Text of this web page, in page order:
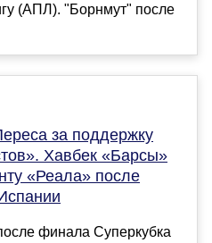
(АПЛ). "Борнмут" после
за поддержку
Хавбек «Барсы»
«Реала» после
финала Суперкубка